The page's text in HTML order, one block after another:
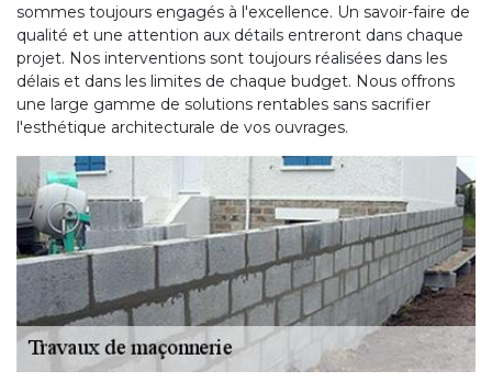
sommes toujours engagés à l'excellence. Un savoir-faire de
qualité et une attention aux détails entreront dans chaque
projet. Nos interventions sont toujours réalisées dans les
délais et dans les limites de chaque budget. Nous offrons
une large gamme de solutions rentables sans sacrifier
l'esthétique architecturale de vos ouvrages.